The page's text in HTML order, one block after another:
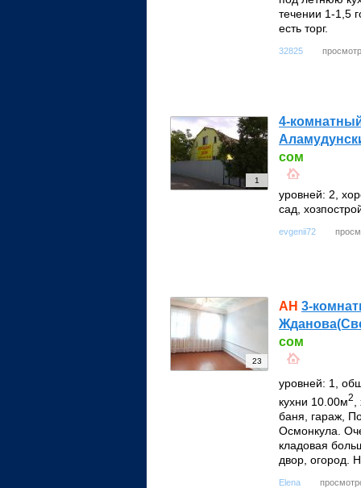
течении 1-1,5
есть торг.
32825
1
4-
сом
уровней: 2,
сад,
evgenii72
23
АН 3-
сом
уровней: 1,
кухни 10.00м2
баня, гараж,
Осмонкула.
кладовая
двор, огород.
Elena